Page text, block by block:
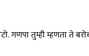
गणपा तुम्ही म्हणता ते